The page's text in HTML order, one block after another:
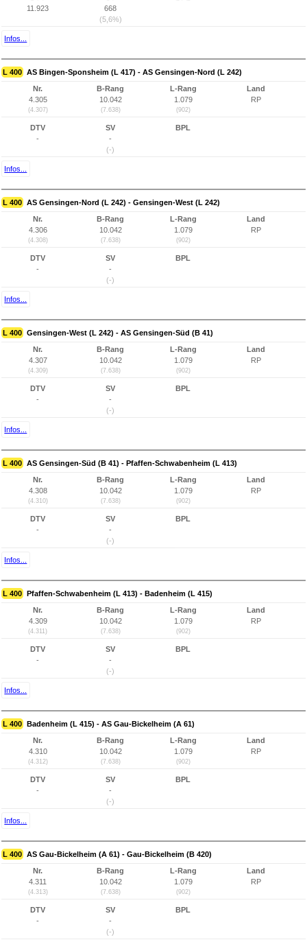
11.923
668
(5,6%)
Infos...
L 400 AS Bingen-Sponsheim (L 417) - AS Gensingen-Nord (L 242)
Nr.
4.305
(4.307)
B-Rang
10.042
(7.638)
L-Rang
1.079
(902)
Land
RP
DTV
-
SV
-
(-)
BPL
Infos...
L 400 AS Gensingen-Nord (L 242) - Gensingen-West (L 242)
Nr.
4.306
(4.308)
B-Rang
10.042
(7.638)
L-Rang
1.079
(902)
Land
RP
DTV
-
SV
-
(-)
BPL
Infos...
L 400 Gensingen-West (L 242) - AS Gensingen-Süd (B 41)
Nr.
4.307
(4.309)
B-Rang
10.042
(7.638)
L-Rang
1.079
(902)
Land
RP
DTV
-
SV
-
(-)
BPL
Infos...
L 400 AS Gensingen-Süd (B 41) - Pfaffen-Schwabenheim (L 413)
Nr.
4.308
(4.310)
B-Rang
10.042
(7.638)
L-Rang
1.079
(902)
Land
RP
DTV
-
SV
-
(-)
BPL
Infos...
L 400 Pfaffen-Schwabenheim (L 413) - Badenheim (L 415)
Nr.
4.309
(4.311)
B-Rang
10.042
(7.638)
L-Rang
1.079
(902)
Land
RP
DTV
-
SV
-
(-)
BPL
Infos...
L 400 Badenheim (L 415) - AS Gau-Bickelheim (A 61)
Nr.
4.310
(4.312)
B-Rang
10.042
(7.638)
L-Rang
1.079
(902)
Land
RP
DTV
-
SV
-
(-)
BPL
Infos...
L 400 AS Gau-Bickelheim (A 61) - Gau-Bickelheim (B 420)
Nr.
4.311
(4.313)
B-Rang
10.042
(7.638)
L-Rang
1.079
(902)
Land
RP
DTV
-
SV
-
(-)
BPL